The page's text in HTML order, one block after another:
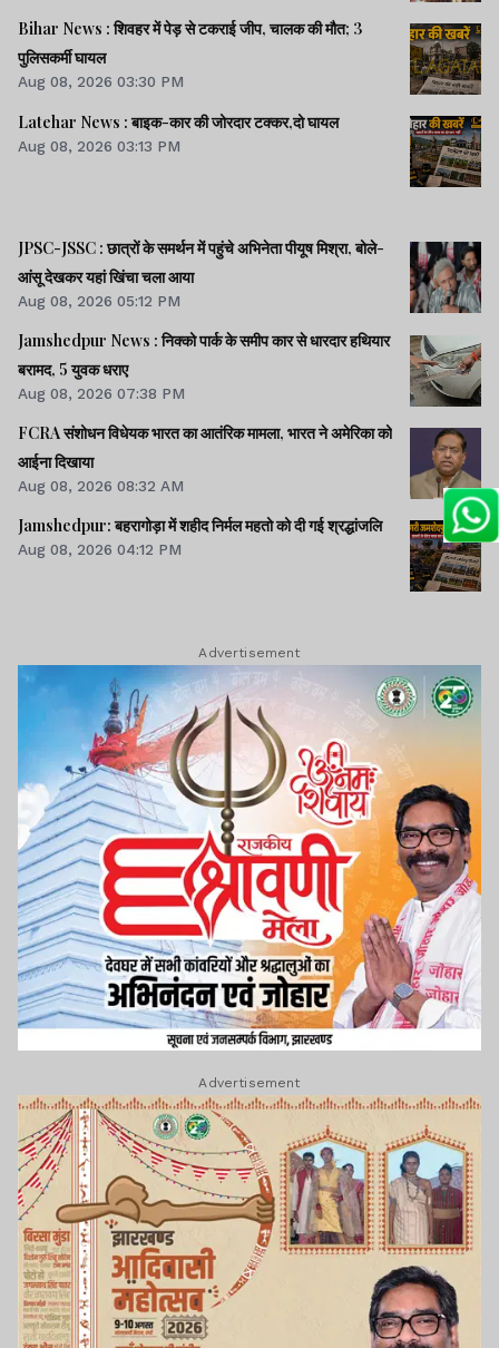
Bihar News : शिवहर में पेड़ से टकराई जीप, चालक की मौत; 3
पुलिसकर्मी घायल
Aug 08, 2026 03:30 PM
Latehar News : बाइक-कार की जोरदार टक्‍कर,दो घायल
Aug 08, 2026 03:13 PM
JPSC-JSSC : छात्रों के समर्थन में पहुंचे अभिनेता पीयूष मिश्रा, बोले-
आंसू देखकर यहां खिंचा चला आया
Aug 08, 2026 05:12 PM
Jamshedpur News : निक्को पार्क के समीप कार से धारदार हथियार
बरामद, 5 युवक धराए
Aug 08, 2026 07:38 PM
FCRA संशोधन विधेयक भारत का आतंरिक मामला, भारत ने अमेरिका को
आईना दिखाया
Aug 08, 2026 08:32 AM
Jamshedpur: बहरागोड़ा में शहीद निर्मल महतो को दी गई श्रद्धांजलि
Aug 08, 2026 04:12 PM
Advertisement
Advertisement